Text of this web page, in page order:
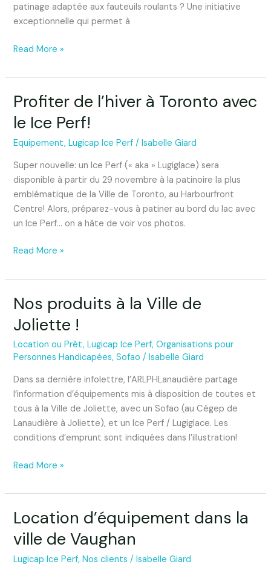
patinage adaptée aux fauteuils roulants ? Une initiative
exceptionnelle qui permet à
Read More »
Profiter de l’hiver à Toronto avec
le Ice Perf!
Equipement,Lugicap Ice Perf /Isabelle Giard
Super nouvelle: un Ice Perf (« aka » Lugiglace) sera
disponible à partir du 29 novembre à la patinoire la plus
emblématique de la Ville de Toronto, au Harbourfront
Centre! Alors, préparez-vous à patiner au bord du lac avec
un Ice Perf… on a hâte de voir vos photos.
Profiter
l’hiver
à
avec
le
Ice
Perf!
Read More »
Nos produits à la Ville de
Joliette !
Location ou Prêt,Lugicap Ice Perf,Organisations pour
Personnes Handicapées,Sofao /Isabelle Giard
Dans sa dernière infolettre, l’ARLPHLanaudière partage
l’information d’équipements mis à disposition de toutes et
tous à la Ville de Joliette, avec un Sofao (au Cégep de
Lanaudière à Joliette), et un Ice Perf / Lugiglace. Les
conditions d’emprunt sont indiquées dans l’illustration!
Nos
à
la
Ville
Joliette
!
Read More »
Location d’équipement dans la
ville de Vaughan
Lugicap Ice Perf,Nos clients /Isabelle Giard
Location
dans
la